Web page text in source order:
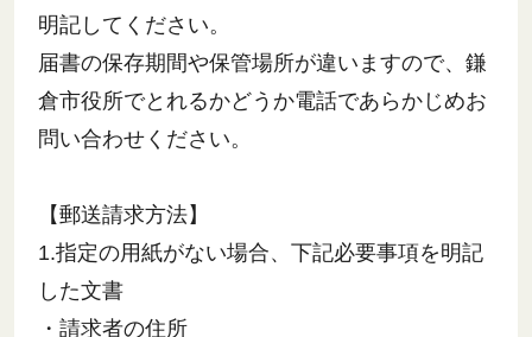
明記してください。
届書の保存期間や保管場所が違いますので、鎌
倉市役所でとれるかどうか電話であらかじめお
問い合わせください。
【郵送請求方法】
1.指定の用紙がない場合、下記必要事項を明記
した文書
・請求者の住所